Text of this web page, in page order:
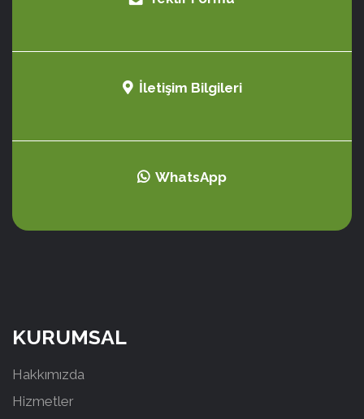
İletişim Bilgileri
WhatsApp
KURUMSAL
Hakkımızda
Hizmetler